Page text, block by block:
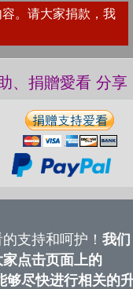
。请大家捐款，我
、捐贈愛看 分享
支持和呵护！ 我们
点击页面上的
够尽快进行相关的